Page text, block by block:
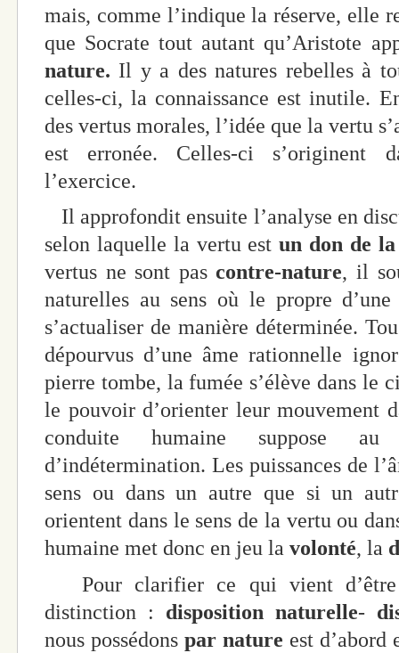
mais, comme l’indique la réserve, elle
que Socrate tout autant qu’Aristote
nature. Il y a des natures rebelles à
celles-ci, la connaissance est inutile.
des vertus morales, l’idée que la vertu
est erronée. Celles-ci s’originent
l’exercice.
Il approfondit ensuite l’analyse en
selon laquelle la vertu estun don de
vertus ne sont pascontre-nature, il
naturelles au sens où le propre
s’actualiser de manière déterminée.
dépourvus d’une âme rationnelle
pierre tombe, la fumée s’élève dans le
le pouvoir d’orienter leur mouvement
conduite humaine suppose
d’indétermination. Les puissances de
sens ou dans un autre que si un
orientent dans le sens de la vertu ou
humaine met donc en jeu la volonté, la
Pour clarifier ce qui vient d’être
distinction : disposition naturelle-
nous possédons par nature est d’abord